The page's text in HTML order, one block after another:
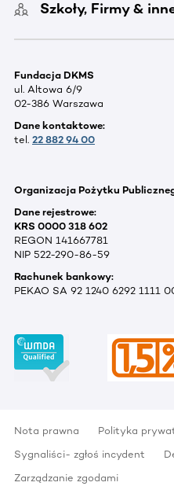
Szkoły, Firmy &
Fundacja DKMS
ul. Altowa 6/9
02-386 Warszawa
Dane kontaktowe:
tel. 22 882 94 00
Organizacja Pożytku
Dane rejestrowe:
KRS 0000 318 602
REGON 141667781
NIP 522-290-86-59
Rachunek bankowy:
PEKAO SA 92 1240 6292 1111
Nota prawna Polityka
Sygnaliści- zgłoś incydent
Zarządzanie zgodami